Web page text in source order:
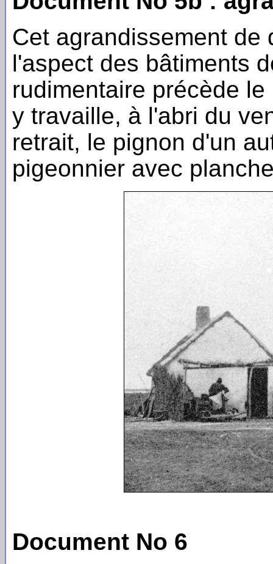
Cet agrandissement
l'aspect des bâtiments
rudimentaire précède
y travaille, à l'abri du
retrait, le pignon d'un
pigeonnier avec
Document No 6